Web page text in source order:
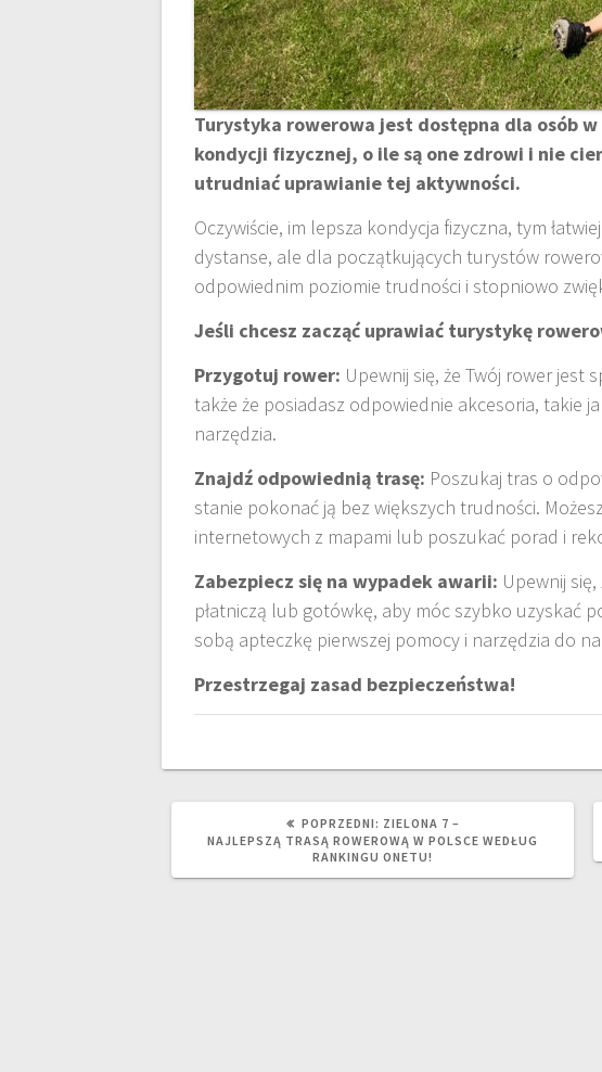
Turystyka rowerowa jest dostępna dla osób
kondycji fizycznej, o ile są one zdrowi i nie
utrudniać uprawianie tej aktywności.
Oczywiście, im lepsza kondycja fizyczna, tym
dystanse, ale dla początkujących turystów
odpowiednim poziomie trudności i stopniowo
Jeśli chcesz zacząć uprawiać turystykę
Przygotuj rower: Upewnij się, że Twój rower jest
także że posiadasz odpowiednie akcesoria, takie
narzędzia.
Znajdź odpowiednią trasę: Poszukaj tras o
stanie pokonać ją bez większych trudności.
internetowych z mapami lub poszukać porad i
Zabezpiecz się na wypadek awarii: Upewnij
płatniczą lub gotówkę, aby móc szybko uzyskać
sobą apteczkę pierwszej pomocy i narzędzia do
Przestrzegaj zasad bezpieczeństwa!
POPRZEDNI: POPRZEDNI
WPIS:
ZIELONA 7 –
NAJLEPSZĄ TRASĄ ROWEROWĄ W POLSCE WEDŁUG
RANKINGU ONETU!